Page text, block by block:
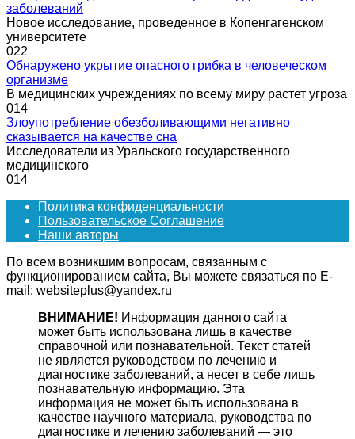
заболеваний
Новое исследование, проведенное в Копенгагенском
университете
022
Обнаружено укрытие опасного грибка в человеческом
организме
В медицинских учреждениях по всему миру растет угроза
014
Злоупотребление обезболивающими негативно
сказывается на качестве сна
Исследователи из Уральского государственного
медицинского
014
Политика конфиденциальности
Пользовательское Соглашение
Наши авторы
По всем возникшим вопросам, связанным с
функционированием сайта, Вы можете связаться по E-
mail: websiteplus@yandex.ru
ВНИМАНИЕ! Информация данного сайта
может быть использована лишь в качестве
справочной или познавательной. Текст статей
не является руководством по лечению и
диагностике заболеваний, а несет в себе лишь
познавательную информацию. Эта
информация не может быть использована в
качестве научного материала, руководства по
диагностике и лечению заболеваний — это